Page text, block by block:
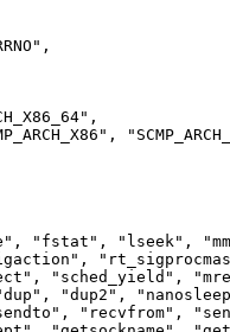
,
,
,
, "fstat" , "lseek" ,
,
, "sched_yield" ,
, "dup2" ,
, "recvfrom" ,